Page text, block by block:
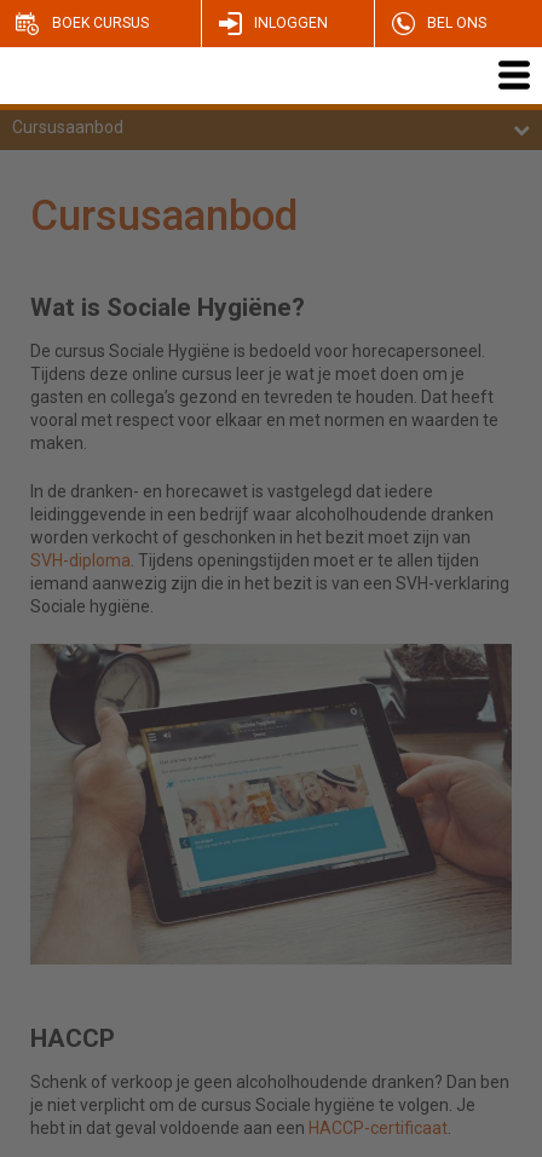
BOEK CURSUS INLOGGEN BEL ONS
Cursusaanbod
Cursusaanbod
Wat is Sociale Hygiëne?
De cursus Sociale Hygiëne is bedoeld voor horecapersoneel.
Tijdens deze online cursus leer je wat je moet doen om je
gasten en collega’s gezond en tevreden te houden. Dat heeft
vooral met respect voor elkaar en met normen en waarden te
maken.
In de dranken- en horecawet is vastgelegd dat iedere
leidinggevende in een bedrijf waar alcoholhoudende dranken
worden verkocht of geschonken in het bezit moet zijn van
SVH-diploma. Tijdens openingstijden moet er te allen tijden
iemand aanwezig zijn die in het bezit is van een SVH-verklaring
Sociale hygiëne.
HACCP
Schenk of verkoop je geen alcoholhoudende dranken? Dan ben
je niet verplicht om de cursus Sociale hygiëne te volgen. Je
hebt in dat geval voldoende aan een HACCP-certificaat.